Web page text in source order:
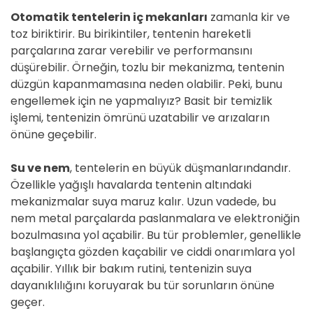
Otomatik tentelerin iç mekanları zamanla kir ve
toz biriktirir. Bu birikintiler, tentenin hareketli
parçalarına zarar verebilir ve performansını
düşürebilir. Örneğin, tozlu bir mekanizma, tentenin
düzgün kapanmamasına neden olabilir. Peki, bunu
engellemek için ne yapmalıyız? Basit bir temizlik
işlemi, tentenizin ömrünü uzatabilir ve arızaların
önüne geçebilir.
Su ve nem, tentelerin en büyük düşmanlarındandır.
Özellikle yağışlı havalarda tentenin altındaki
mekanizmalar suya maruz kalır. Uzun vadede, bu
nem metal parçalarda paslanmalara ve elektroniğin
bozulmasına yol açabilir. Bu tür problemler, genellikle
başlangıçta gözden kaçabilir ve ciddi onarımlara yol
açabilir. Yıllık bir bakım rutini, tentenizin suya
dayanıklılığını koruyarak bu tür sorunların önüne
geçer.